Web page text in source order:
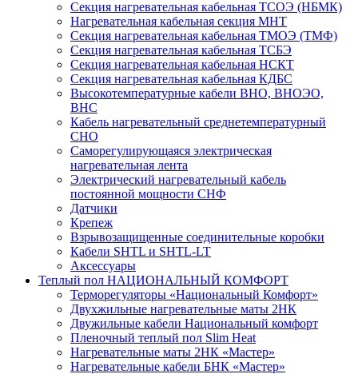
Секция нагревательная кабельная ТСОЭ (НБМК)
Нагревательная кабельная секция МНТ
Секция нагревательная кабельная ТМОЭ (ТМФ)
Секция нагревательная кабельная ТСБЭ
Секция нагревательная кабельная НСКТ
Секция нагревательная кабельная КДБС
Высокотемпературные кабели ВНО, ВНОЭО,
ВНС
Кабель нагревательный среднетемпературный
СНО
Саморегулирующаяся электрическая
нагревательная лента
Электрический нагревательный кабель
постоянной мощности СНФ
Датчики
Крепеж
Взрывозащищенные соединительные коробки
Кабели SHTL и SHTL-LT
Аксессуары
Теплый пол НАЦИОНАЛЬНЫЙ КОМФОРТ
Терморегуляторы «Национальный Комфорт»
Двухжильные нагревательные маты 2НК
Двужильные кабели Национальный комфорт
Пленочный теплый пол Slim Heat
Нагревательные маты 2НК «Мастер»
Нагревательные кабели БНК «Мастер»